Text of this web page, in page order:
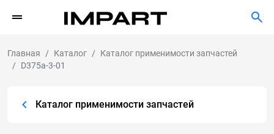
Главная Каталог
Каталог применимости запчастей
D375a-3-01
Каталог применимости запчастей